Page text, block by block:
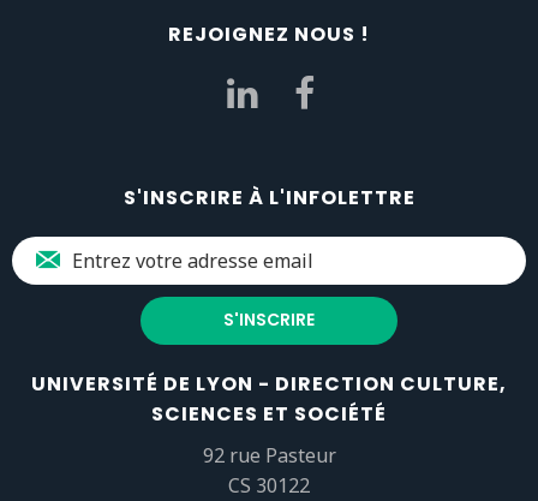
REJOIGNEZ NOUS !
S'INSCRIRE À L'INFOLETTRE
UNIVERSITÉ DE LYON - DIRECTION CULTURE,
SCIENCES ET SOCIÉTÉ
92 rue Pasteur
CS 30122